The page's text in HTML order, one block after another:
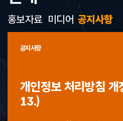
공지사항
공지사항
개인정보 처리방침
13.)
홍보자료 미디어